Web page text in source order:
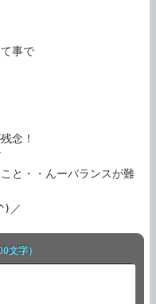
事で
念！
と・・んーバランスが難
／
文字）